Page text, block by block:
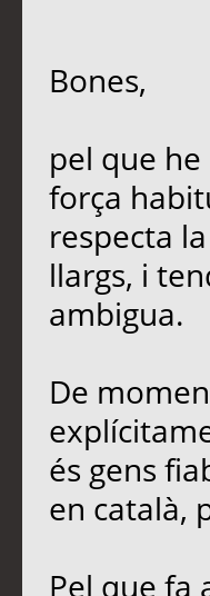
Bones,
pel que
força
respecta
llargs, i
ambigua.
De
és gens
en català,
Pel que fa